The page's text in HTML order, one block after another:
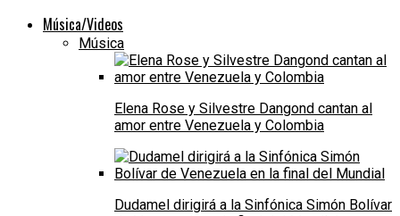
Música/Videos
Música
Elena Rose y Silvestre Dangond cantan al
amor entre Venezuela y Colombia
Dudamel dirigirá a la Sinfónica Simón Bolívar